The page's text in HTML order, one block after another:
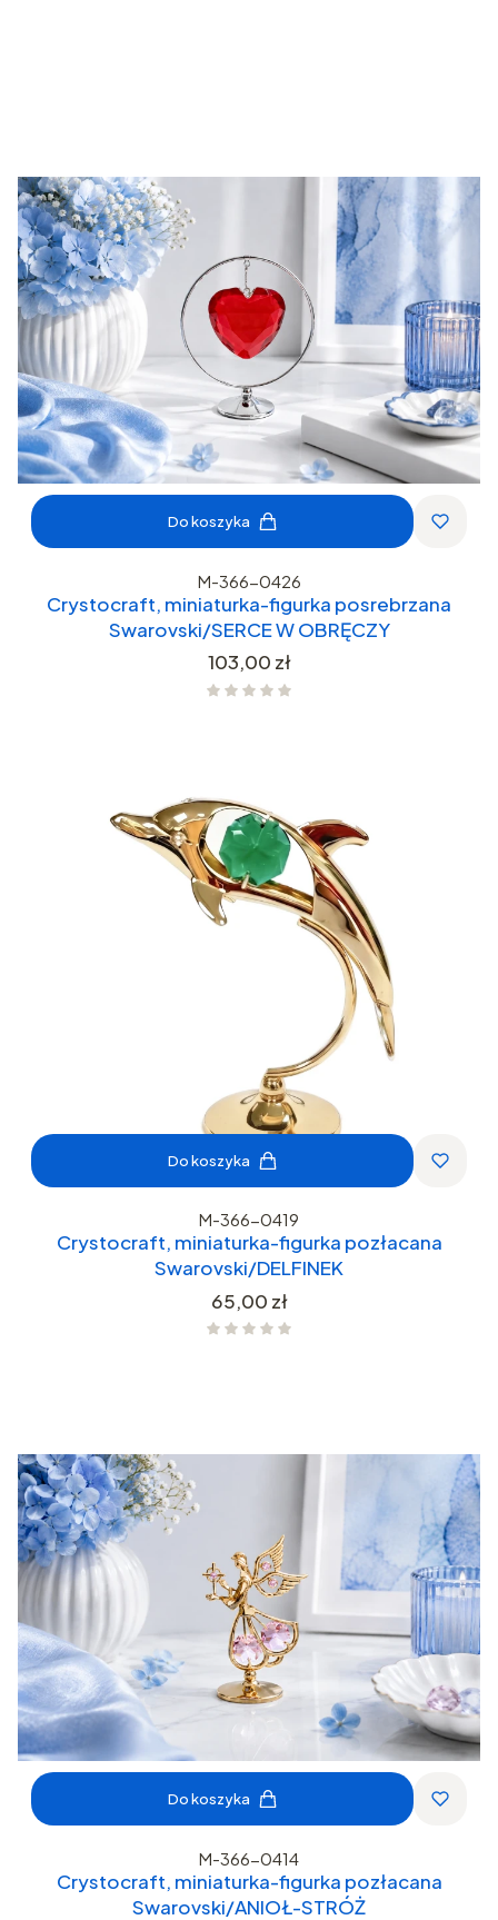
Do koszyka
M-366-0426
Crystocraft, miniaturka-figurka posrebrzana
Swarovski/SERCE W OBRĘCZY
Cena
103,00 zł
Do koszyka
M-366-0419
Crystocraft, miniaturka-figurka pozłacana
Swarovski/DELFINEK
Cena
65,00 zł
Do koszyka
M-366-0414
Crystocraft, miniaturka-figurka pozłacana
Swarovski/ANIOŁ-STRÓŻ